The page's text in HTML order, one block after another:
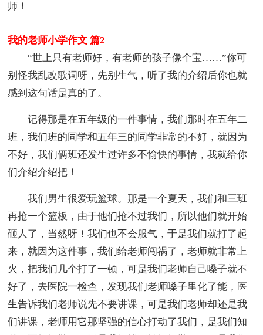
师！
我的老师小学作文 篇2
“世上只有老师好，有老师的孩子像个宝……”你可
别怪我乱改歌词呀，先别生气，听了我的介绍后你也就
感到这句话是真的了。
记得那是在五年级的一件事情，我们那时在五年二
班，我们班的同学和五年三的同学非常的不好，就因为
不好，我们俩班还发生过许多不愉快的事情，我就给你
们介绍介绍把！
我们男生很爱玩篮球。那是一个夏天，我们和三班
再抢一个篮板，由于他们抢不过我们，所以他们就开始
砸人了，当然呀！我们也不会服气，于是我们就打了起
来，就因为这件事，我们给老师闯祸了，老师就非常上
火，把我们几个打了一顿，可是我们老师自己嗓子就不
好了，去医院一检查，发现我们老师嗓子里化了能，医
生告诉我们老师说先不要讲课，可是我们老师却还是我
们讲课，老师用它那坚强的信心打动了我们，是我们知